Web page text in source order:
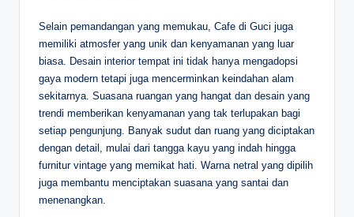
Selain pemandangan yang memukau, Cafe di Guci juga
memiliki atmosfer yang unik dan kenyamanan yang luar
biasa. Desain interior tempat ini tidak hanya mengadopsi
gaya modern tetapi juga mencerminkan keindahan alam
sekitarnya. Suasana ruangan yang hangat dan desain yang
trendi memberikan kenyamanan yang tak terlupakan bagi
setiap pengunjung. Banyak sudut dan ruang yang diciptakan
dengan detail, mulai dari tangga kayu yang indah hingga
furnitur vintage yang memikat hati. Warna netral yang dipilih
juga membantu menciptakan suasana yang santai dan
menenangkan.